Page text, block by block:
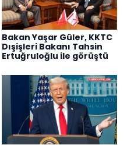
Bakan Yaşar Güler, KKTC
Dışişleri Bakanı Tahsin
Ertuğruloğlu ile görüştü